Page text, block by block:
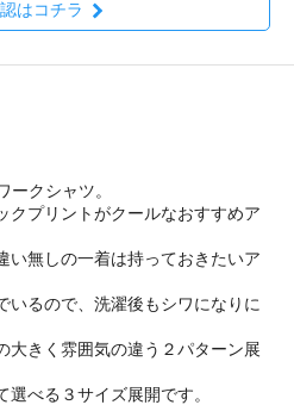
はコチラ
ークシャツ。
クプリントがクールなおすすめア
い無しの一着は持っておきたいア
いるので、洗濯後もシワになりに
大きく雰囲気の違う２パターン展
べる３サイズ展開です。